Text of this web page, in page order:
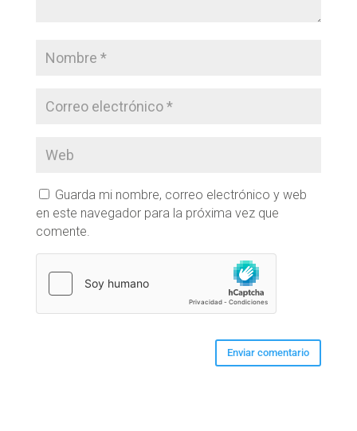
Guarda mi nombre, correo electrónico y web
en este navegador para la próxima vez que
comente.